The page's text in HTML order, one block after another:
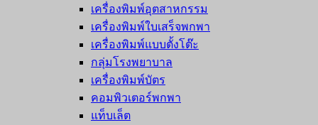
เครื่องพิมพ์อุตสาหกรรม
เครื่องพิมพ์ใบเสร็จพกพา
เครื่องพิมพ์แบบตั้งโต๊ะ
กลุ่มโรงพยาบาล
เครื่องพิมพ์บัตร
คอมพิวเตอร์พกพา
แท็บเล็ต